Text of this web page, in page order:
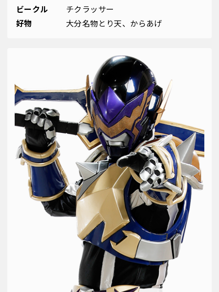
ビークル
チクラッサー
好物
大分名物とり天、からあげ